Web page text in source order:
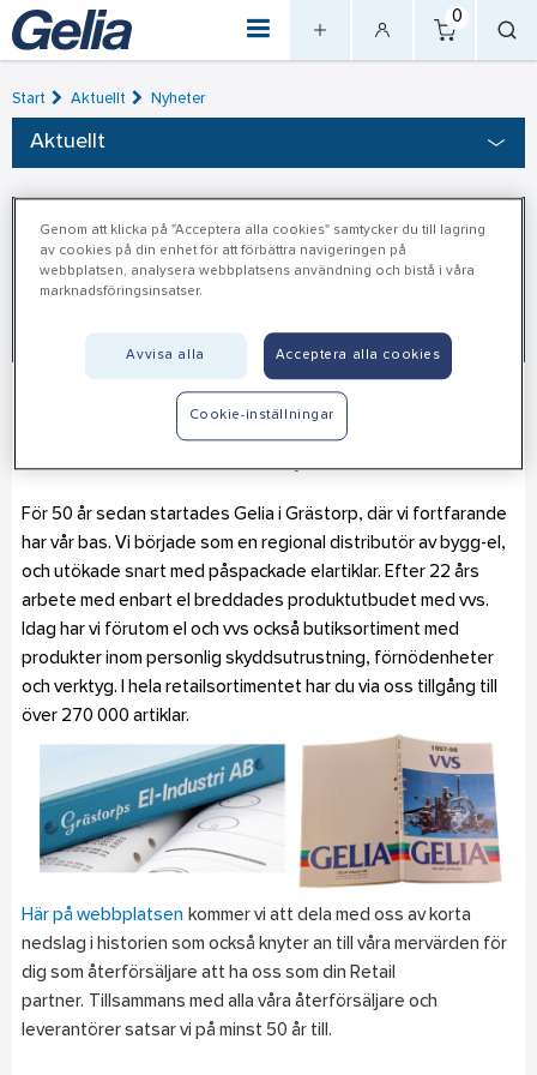
0
Start Aktuellt Nyheter
Aktuellt
Your retail partner- med
För 50 år sedan startades Gelia i Grästorp, där vi fortfarande
har vår bas. Vi började som en regional distributör av bygg-el,
och utökade snart med påspackade elartiklar. Efter 22 års
arbete med enbart el breddades produktutbudet med vvs.
Idag har vi förutom el och vvs också butiksortiment med
produkter inom personlig skyddsutrustning, förnödenheter
och verktyg. I hela retailsortimentet har du via oss tillgång till
över 270 000 artiklar.
Här på webbplatsen kommer vi att dela med oss av korta
nedslag i historien som också knyter an till våra mervärden för
dig som återförsäljare att ha oss som din Retail
partner. Tillsammans med alla våra återförsäljare och
leverantörer satsar vi på minst 50 år till.
Genom att klicka på "Acceptera alla cookies" samtycker du till lagring
av cookies på din enhet för att förbättra navigeringen på
webbplatsen, analysera webbplatsens användning och bistå i våra
marknadsföringsinsatser.
Avvisa alla Acceptera alla cookies
Cookie-inställningar